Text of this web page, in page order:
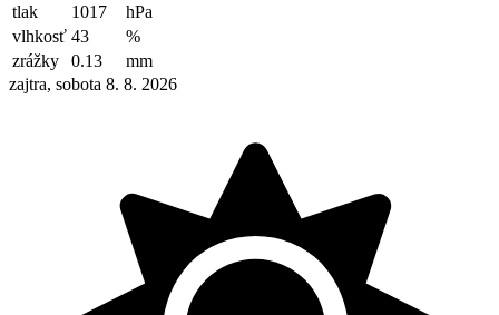
tlak
1017
hPa
vlhkosť 43
%
zrážky
0.13
mm
zajtra, sobota 8. 8. 2026